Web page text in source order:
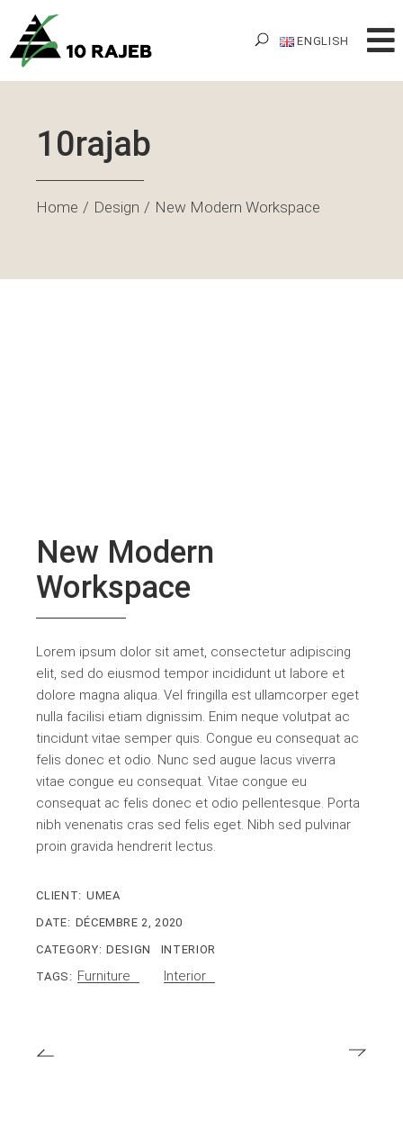
ENGLISH
10rajab
Home Design New Modern Workspace
New Modern
Workspace
Lorem ipsum dolor sit amet, consectetur adipiscing
elit, sed do eiusmod tempor incididunt ut labore et
dolore magna aliqua. Vel fringilla est ullamcorper eget
nulla facilisi etiam dignissim. Enim neque volutpat ac
tincidunt vitae semper quis. Congue eu consequat ac
felis donec et odio. Nunc sed augue lacus viverra
vitae congue eu consequat. Vitae congue eu
consequat ac felis donec et odio pellentesque. Porta
nibh venenatis cras sed felis eget. Nibh sed pulvinar
proin gravida hendrerit lectus.
CLIENT: UMEA
DATE: DÉCEMBRE 2, 2020
CATEGORY: DESIGN
INTERIOR
TAGS: Furniture Interior